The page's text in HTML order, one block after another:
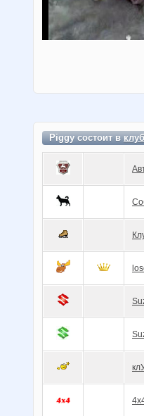
Piggy состоит в